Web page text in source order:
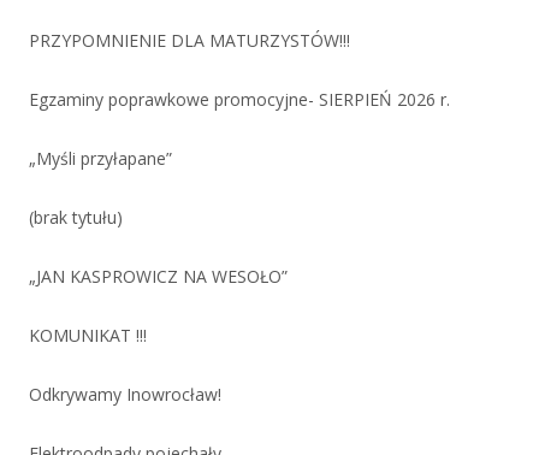
PRZYPOMNIENIE DLA MATURZYSTÓW!!!
Egzaminy poprawkowe promocyjne- SIERPIEŃ 2026 r.
„Myśli przyłapane”
(brak tytułu)
„JAN KASPROWICZ NA WESOŁO”
KOMUNIKAT !!!
Odkrywamy Inowrocław!